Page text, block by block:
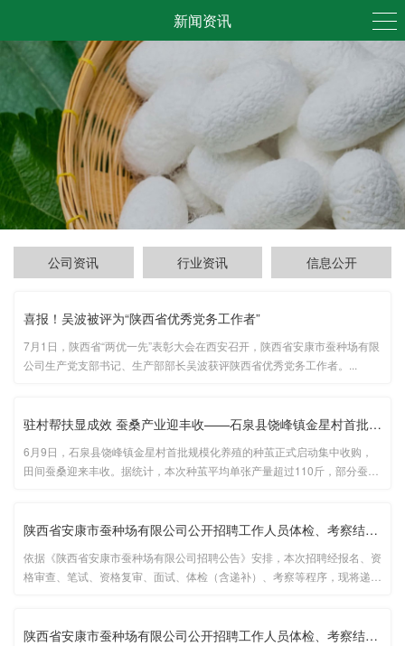
新闻资讯
公司资讯 行业资讯 信息公开
喜报！吴波被评为“陕西省优秀党务工作者”
7月1日，陕西省“两优一先”表彰大会在西安召开，陕西省安康市蚕种场有限
公司生产党支部书记、生产部部长吴波获评陕西省优秀党务工作者。...
驻村帮扶显成效 蚕桑产业迎丰收——石泉县饶峰镇金星村首批种茧顺···
6月9日，石泉县饶峰镇金星村首批规模化养殖的种茧正式启动集中收购，
田间蚕桑迎来丰收。据统计，本次种茧平均单张产量超过110斤，部分蚕农
陕西省安康市蚕种场有限公司公开招聘工作人员体检、考察结果及拟···
依据《陕西省安康市蚕种场有限公司招聘公告》安排，本次招聘经报名、资
格审查、笔试、资格复审、面试、体检（含递补）、考察等程序，现将递补
陕西省安康市蚕种场有限公司公开招聘工作人员体检、考察结果及拟···